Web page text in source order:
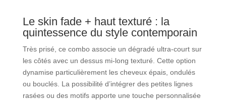
Le skin fade + haut texturé : la
quintessence du style contemporain
Très prisé, ce combo associe un dégradé ultra-court sur
les côtés avec un dessus mi-long texturé. Cette option
dynamise particulièrement les cheveux épais, ondulés
ou bouclés. La possibilité d’intégrer des petites lignes
rasées ou des motifs apporte une touche personnalisée